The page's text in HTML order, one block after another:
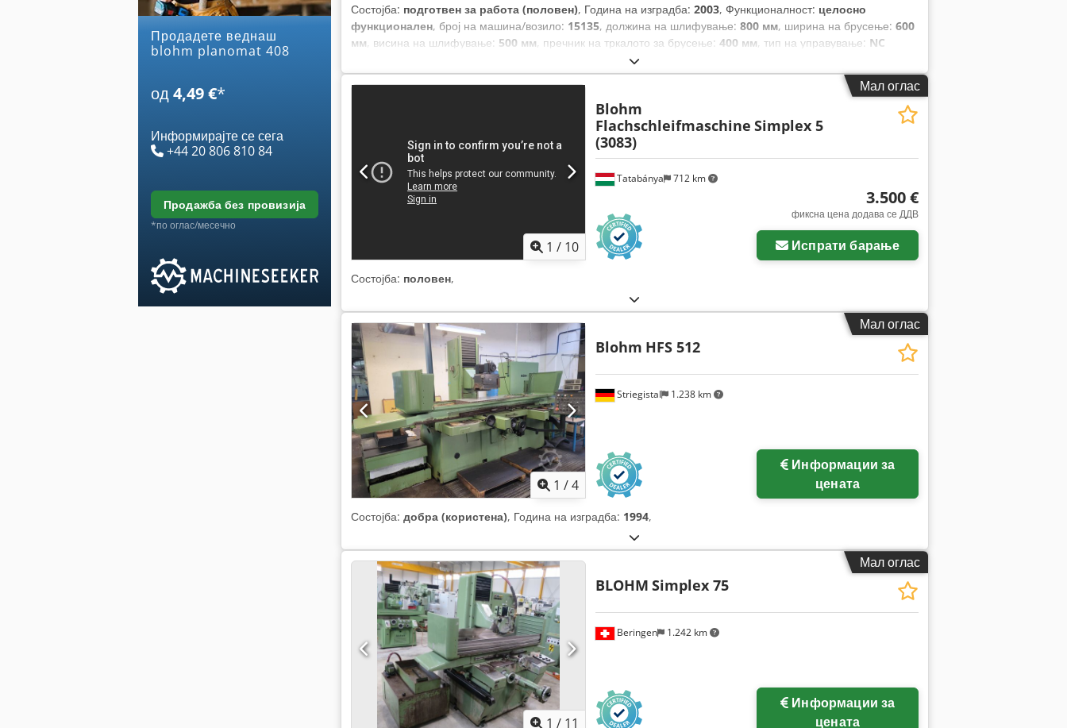
Продадете веднаш
blohm planomat 408
од4,49 €*
Информирајте се сега
+44 20 806 810 84
продажба без провизија
*по оглас/месечно
Состојба: подготвен за работа (половен), Година на изградба: 2003, Функционалност: целосно
функционален, број на машина/возило: 15135, должина на шлифување: 800 мм, ширина на брусење: 600
мм, висина на шлифување: 500 мм, пречник на тркалото за брусење: 400 мм, тип на управување: NC
Мал оглас
1 / 10
Tatabánya 712 km
Blohm
Flachschleifmaschine Simplex 5
(3083)
3.500 €
фиксна цена додава се ДДВ
Испрати барање
Состојба: половен,
Мал оглас
1 /4
Striegistal 1.238 km
Blohm HFS 512
цената
Состојба: добра (користена), Година на изградба: 1994,
Мал оглас
1 / 11
Beringen 1.242 km
BLOHM Simplex 75
цената